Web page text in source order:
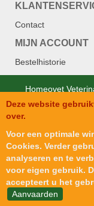
Contact
MIJN ACCOUNT
Bestelhistorie
Homeovet
Deze website
over.
Voor een optimale
Cookies. Verder
analyseren en te
voor eigen gebruik.
accepteert u het
Aanvaarden